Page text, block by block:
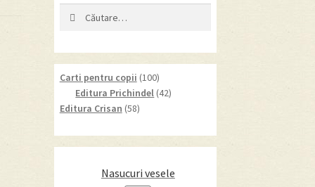
Carti pentru copii 100100
products
Editura Prichindel 4242
Editura Crisan 5858
Nasucuri vesele